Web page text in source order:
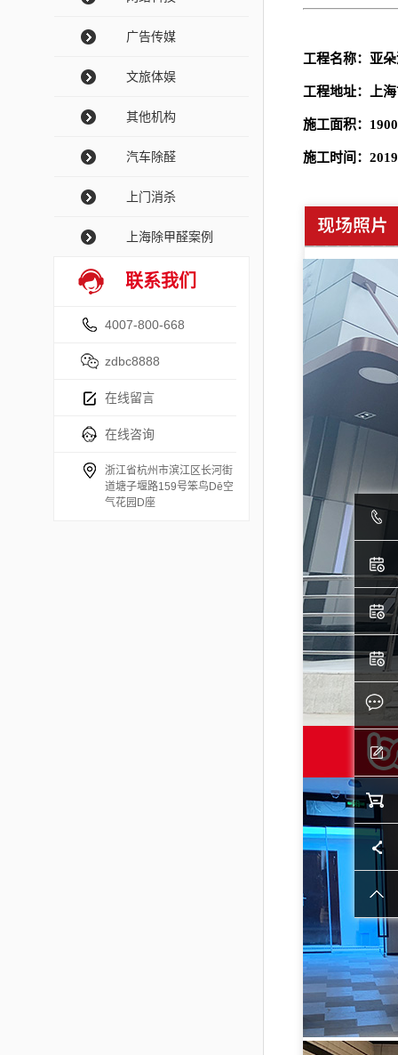
广告传媒
文旅体娱
其他机构
汽车除醛
上门消杀
上海除甲醛案例
联系我们
4007-800-668
zdbc8888
在线留言
在线咨询
浙江省杭州市滨江区长河街
道塘子堰路159号笨鸟Dē空
气花园D座
工程名称：亚
工程地址：上
施工面积：
施工时间：